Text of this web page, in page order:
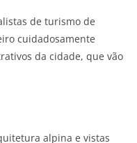
de turismo de
cuidadosamente
da cidade, que vão
alpina e vistas